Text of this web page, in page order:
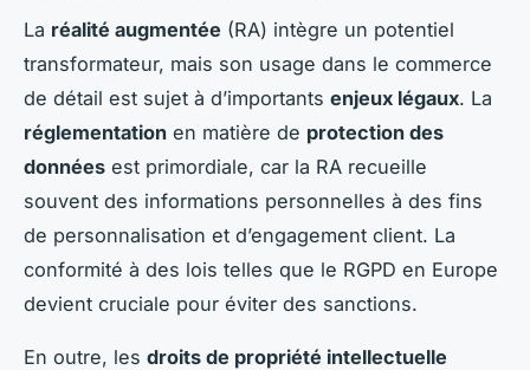
La réalité augmentée (RA) intègre un potentiel
transformateur, mais son usage dans le commerce
de détail est sujet à d’importants enjeux légaux. La
réglementation en matière de protection des
données est primordiale, car la RA recueille
souvent des informations personnelles à des fins
de personnalisation et d’engagement client. La
conformité à des lois telles que le RGPD en Europe
devient cruciale pour éviter des sanctions.
En outre, les droits de propriété intellectuelle